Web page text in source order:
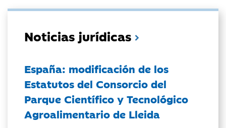
Noticias jurídicas
España: modificación de los
Estatutos del Consorcio del
Parque Científico y Tecnológico
Agroalimentario de Lleida